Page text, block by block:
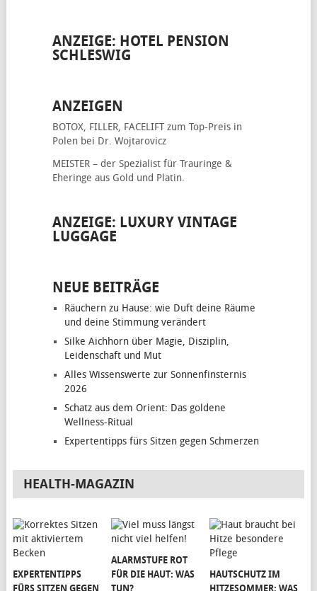
ANZEIGE: HOTEL PENSION
SCHLESWIG
ANZEIGEN
BOTOX, FILLER, FACELIFTzum Top-Preis in
Polen bei Dr. Wojtarovicz
MEISTER – der Spezialist für Trauringe &
Eheringe aus Gold und Platin.
ANZEIGE: LUXURY VINTAGE
LUGGAGE
NEUE BEITRÄGE
Räuchern zu Hause: wie Duft deine Räume
und deine Stimmung verändert
Silke Aichhorn über Magie, Disziplin,
Leidenschaft und Mut
Alles Wissenswerte zur Sonnenfinsternis
2026
Schatz aus dem Orient: Das goldene
Wellness-Ritual
Expertentipps fürs Sitzen gegen Schmerzen
HEALTH-MAGAZIN
EXPERTENTIPPS
FÜRS SITZEN GEGEN
ALARMSTUFE ROT
FÜR DIE HAUT: WAS
TUN?
HAUTSCHUTZ IM
HITZESOMMER: WAS